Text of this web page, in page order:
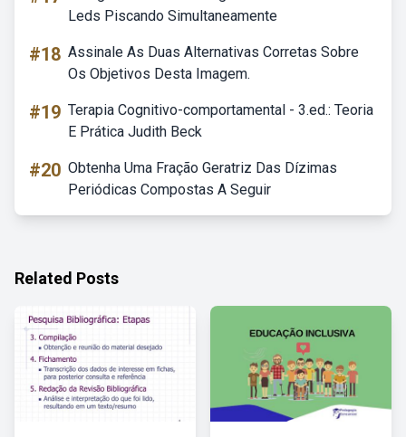
Leds Piscando Simultaneamente
#18 Assinale As Duas Alternativas Corretas Sobre
Os Objetivos Desta Imagem.
#19 Terapia Cognitivo-comportamental - 3.ed.: Teoria
E Prática Judith Beck
#20 Obtenha Uma Fração Geratriz Das Dízimas
Periódicas Compostas A Seguir
Related Posts